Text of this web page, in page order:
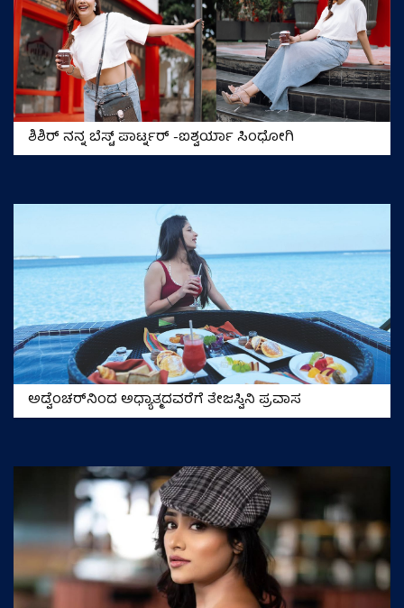
ಶಿಶಿರ್‌ ನನ್ನ ಬೆಸ್ಟ್‌ ಪಾರ್ಟ್ನರ್‌ -ಐಶ್ವರ್ಯಾ ಸಿಂಧೋಗಿ
ಅಡ್ವೆಂಚರ್‌ನಿಂದ ಅಧ್ಯಾತ್ಮದವರೆಗೆ ತೇಜಸ್ವಿನಿ ಪ್ರವಾಸ